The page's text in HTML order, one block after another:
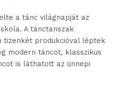
a tánc világnapját az
A tánctanszak
tizenkét produkcióval léptek
modern táncot, klasszikus
is láthatott az ünnepi